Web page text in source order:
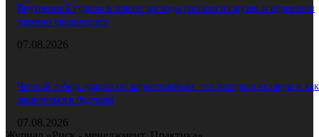
Внутренний туризм в плюсе: расходы россиян на музеи и перевозки
заметно увеличились
07.08.2026
Черный лебедь ударил по маркетплейсам: что потеряли селлеры и как
защититься в будущем
07.08.2026